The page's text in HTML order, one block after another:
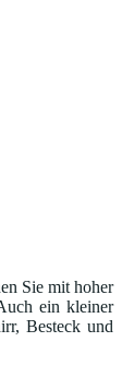
Sie mit hoher
ein kleiner
Besteck und